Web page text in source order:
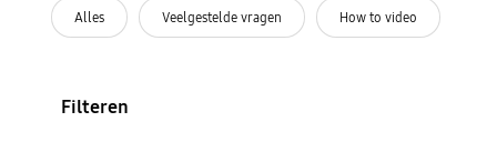
Alles Veelgestelde vragen How to video
Filteren